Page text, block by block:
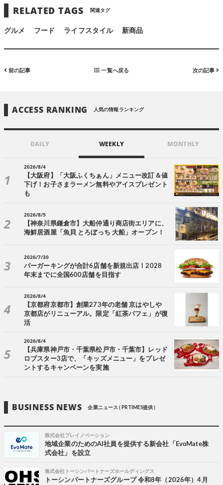
RELATED TAGS 関連タグ
グルメ フード ライフスタイル 新商品
前の記事 一覧へ戻る 次の記事
ACCESS RANKING 人気の情報ランキング
DAILY WEEKLY MONTHLY
2026/8/4
【大阪府】「大阪ふくちぁん」メニュー改訂＆値
下げ！お子さまラーメン無料やアイスプレゼント
も
2026/8/5
【神奈川県鎌倉市】大船仲通り商店街エリアに、
海鮮居酒屋「魚貝 とろぼっち 大船」オープン！
2026/7/30
バーガーキングが合計6店舗を新規出店！2028
年末までに全国600店舗を目指す
2026/8/4
【京都府京都市】創業273年の老舗 京はやしや
京都店がリニューアル。限定「紅茶パフェ」が復
活
2026/8/4
【兵庫県神戸市・千葉県松戸市・千葉市】レッド
ロブスター3店で、「キッズメニュー」をプレゼ
ントするキャンペーンを実施
BUSINESS NEWS 企業ニュース ( PR TIMES提供 )
株式会社プレイノベーション
地域企業のためのAI社員を提供する新会社「EvoMate株
式会社」を設立
株式会社トーシンパートナーズホールディングス
トーシンパートナーズグループ 令和8年（2026年）4月